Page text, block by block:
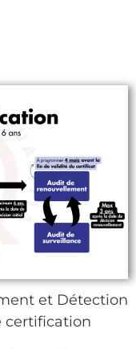
et Détection
certification